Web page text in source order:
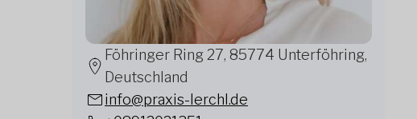
Föhringer Ring 27, 85774 Unterföhring,
Deutschland
info@praxis-lerchl.de